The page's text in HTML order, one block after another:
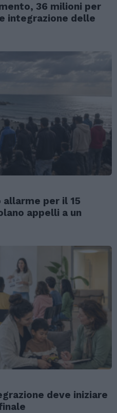
36 milioni per
integrazione delle
per il 15
appelli a un
deve iniziare